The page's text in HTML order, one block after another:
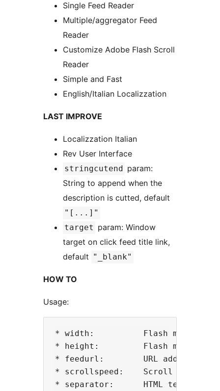
Single Feed Reader
Multiple/aggregator Feed
Reader
Customize Adobe Flash Scroll
Reader
Simple and Fast
English/Italian Localizzation
LAST IMPROVE
Localizzation Italian
Rev User Interface
stringcutend
param:
String to append when the
description is cutted, default
"[...]"
target param: Window
target on click feed title link,
default "_blank"
HOW TO
Usage:
* width:          Flash movie
* height:         Flash movie
* feedurl:        URL address of
* scrollspeed:    Scroll speed in
* separator:      HTML text